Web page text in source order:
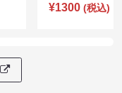
¥1300 (税込)